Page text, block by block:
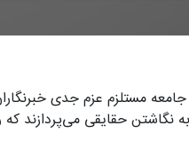
مستلزم عزم جدی
نگاشتن حقایقی می‌پردازند